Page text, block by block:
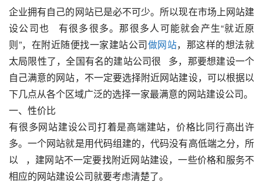
企业拥有自己的网站已是必不可少。所以现在市场上网站建
设公司也   有很多很多。那很多人可能就会产生“就近原
则”，在附近随便找一家建站公司做网站，那这样的想法就
太局限性了，全国有名的建站公司很   多，那要想建设一个
自己满意的网站，不一定要选择附近网站建设，可以根据以
一、性价比
有很多网站建设公司打着是高端建站，价格比同行高出许
多。一个网站就是用代码组建的，代码没有高低端之分，所
以   ，建网站不一定要找附近网站建设，一些价格和服务不
相应的网站建设公司就要考虑清楚了。